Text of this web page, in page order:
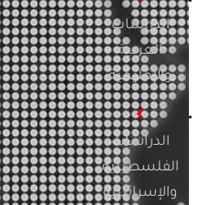
الدراسات
العربية
والإقليمية
الدراسات
الفلسطينية
والإسرائيلية